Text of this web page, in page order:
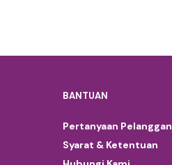
BANTUAN
Pertanyaan Pelanggan
Syarat & Ketentuan